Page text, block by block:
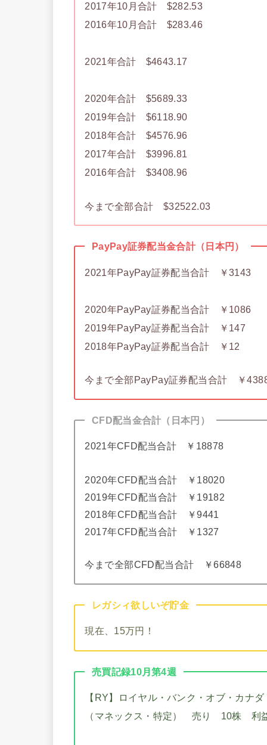
2017年10月合計 $282.53
2016年10月合計 $283.46
2021年合計 $4643.17
2020年合計 $5689.33
2019年合計 $6118.90
2018年合計 $4576.96
2017年合計 $3996.81
2016年合計 $3408.96
今まで全部合計 $32522.03
PayPay証券配当金合計（日本円）
2021年PayPay証券配当合計 ￥3143
2020年PayPay証券配当合計 ￥1086
2019年PayPay証券配当合計 ￥147
2018年PayPay証券配当合計 ￥12
今まで全部PayPay証券配当合計 ￥
CFD配当金合計（日本円）
2021年CFD配当合計 ￥18878
2020年CFD配当合計 ￥18020
2019年CFD配当合計 ￥19182
2018年CFD配当合計 ￥9441
2017年CFD配当合計 ￥1327
今まで全部CFD配当合計 ￥66848
レガシィ欲しいぞ貯金
現在、15万円！
売買記録10月第4週
【RY】ロイヤル・バンク・オブ・カナダ
（マネックス・特定） 売り 10株 利